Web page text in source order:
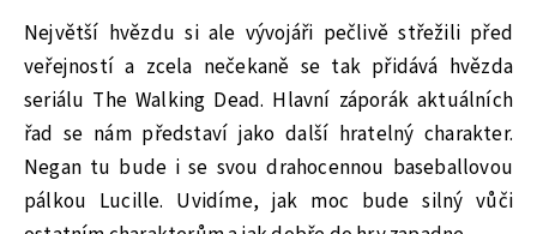
Největší hvězdu si ale vývojáři pečlivě střežili před
veřejností a zcela nečekaně se tak přidává hvězda
seriálu The Walking Dead. Hlavní záporák aktuálních
řad se nám představí jako další hratelný charakter.
Negan tu bude i se svou drahocennou baseballovou
pálkou Lucille. Uvidíme, jak moc bude silný vůči